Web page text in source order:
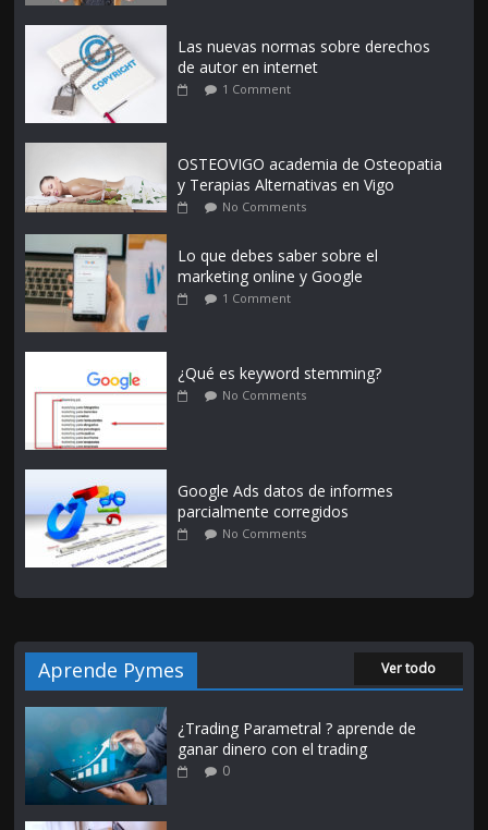
Las nuevas normas sobre derechos
de autor en internet
1 Comment
OSTEOVIGO academia de Osteopatia
y Terapias Alternativas en Vigo
No Comments
Lo que debes saber sobre el
marketing online y Google
1 Comment
¿Qué es keyword stemming?
No Comments
Google Ads datos de informes
parcialmente corregidos
No Comments
Aprende Pymes Ver todo
¿Trading Parametral ? aprende de
ganar dinero con el trading
0